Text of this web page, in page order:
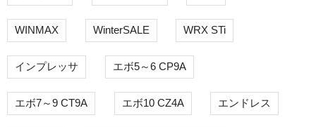
WINMAX WinterSALE WRX STi
インプレッサ エボ5～6 CP9A
エボ7～9 CT9A エボ10 CZ4A エンドレス